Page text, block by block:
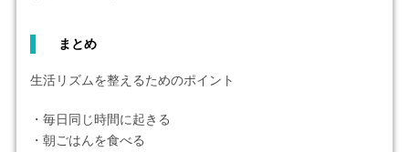
まとめ
生活リズムを整えるためのポイント
・毎日同じ時間に起きる
・朝ごはんを食べる